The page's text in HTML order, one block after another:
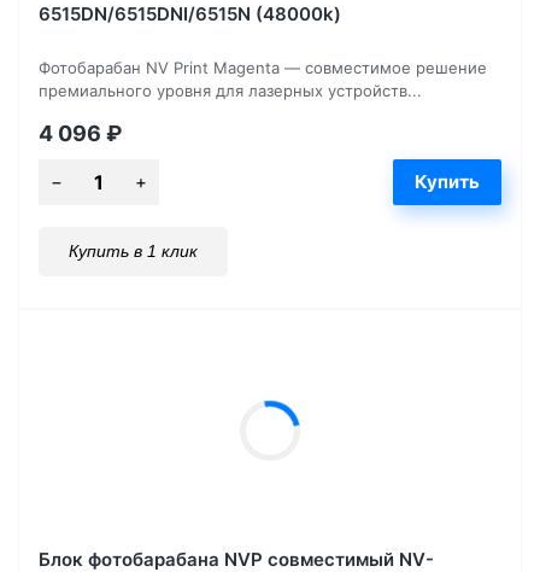
6515DN/6515DNI/6515N (48000k)
Фотобарабан NV Print Magenta — совместимое решение
премиального уровня для лазерных устройств...
4 096 ₽
Купить в 1 клик
Блок фотобарабана NVP совместимый NV-